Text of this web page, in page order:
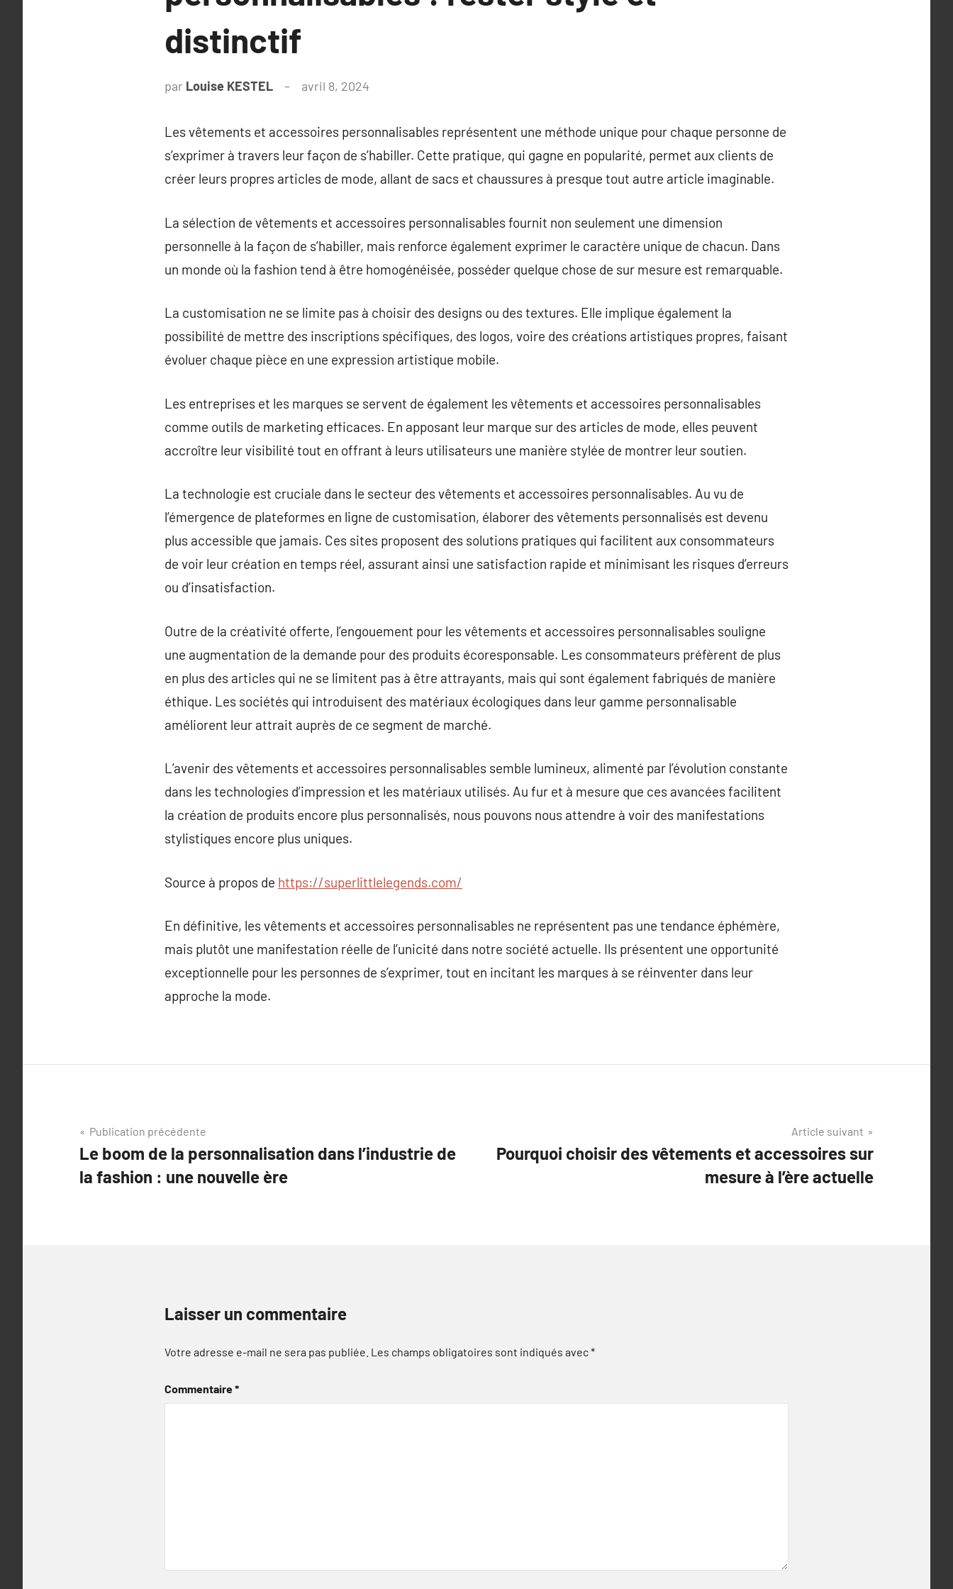
distinctif
par Louise KESTEL avril 8, 2024
Les vêtements et accessoires personnalisables représentent une méthode unique pour chaque personne de
s’exprimer à travers leur façon de s’habiller. Cette pratique, qui gagne en popularité, permet aux clients de
créer leurs propres articles de mode, allant de sacs et chaussures à presque tout autre article imaginable.
La sélection de vêtements et accessoires personnalisables fournit non seulement une dimension
personnelle à la façon de s’habiller, mais renforce également exprimer le caractère unique de chacun. Dans
un monde où la fashion tend à être homogénéisée, posséder quelque chose de sur mesure est remarquable.
La customisation ne se limite pas à choisir des designs ou des textures. Elle implique également la
possibilité de mettre des inscriptions spécifiques, des logos, voire des créations artistiques propres, faisant
évoluer chaque pièce en une expression artistique mobile.
Les entreprises et les marques se servent de également les vêtements et accessoires personnalisables
comme outils de marketing efficaces. En apposant leur marque sur des articles de mode, elles peuvent
accroître leur visibilité tout en offrant à leurs utilisateurs une manière stylée de montrer leur soutien.
La technologie est cruciale dans le secteur des vêtements et accessoires personnalisables. Au vu de
l’émergence de plateformes en ligne de customisation, élaborer des vêtements personnalisés est devenu
plus accessible que jamais. Ces sites proposent des solutions pratiques qui facilitent aux consommateurs
de voir leur création en temps réel, assurant ainsi une satisfaction rapide et minimisant les risques d’erreurs
ou d’insatisfaction.
Outre de la créativité offerte, l’engouement pour les vêtements et accessoires personnalisables souligne
une augmentation de la demande pour des produits écoresponsable. Les consommateurs préfèrent de plus
en plus des articles qui ne se limitent pas à être attrayants, mais qui sont également fabriqués de manière
éthique. Les sociétés qui introduisent des matériaux écologiques dans leur gamme personnalisable
améliorent leur attrait auprès de ce segment de marché.
L’avenir des vêtements et accessoires personnalisables semble lumineux, alimenté par l’évolution constante
dans les technologies d’impression et les matériaux utilisés. Au fur et à mesure que ces avancées facilitent
la création de produits encore plus personnalisés, nous pouvons nous attendre à voir des manifestations
stylistiques encore plus uniques.
Source à propos de https://superlittlelegends.com/
En définitive, les vêtements et accessoires personnalisables ne représentent pas une tendance éphémère,
mais plutôt une manifestation réelle de l’unicité dans notre société actuelle. Ils présentent une opportunité
exceptionnelle pour les personnes de s’exprimer, tout en incitant les marques à se réinventer dans leur
approche la mode.
Navigation
de
l’article
Publication précédente
Le boom de la personnalisation dans l’industrie de
la fashion : une nouvelle ère
Article suivant
Pourquoi choisir des vêtements et accessoires sur
mesure à l’ère actuelle
Laisser un commentaire
Votre adresse e-mail ne sera pas publiée. Les champs obligatoires sont indiqués avec*
Commentaire*